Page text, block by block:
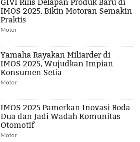
GIVI Rilis Delapan Produk Baru di
IMOS 2025, Bikin Motoran Semakin
Praktis
Motor
Yamaha Rayakan Miliarder di
IMOS 2025, Wujudkan Impian
Konsumen Setia
Motor
IMOS 2025 Pamerkan Inovasi Roda
Dua dan Jadi Wadah Komunitas
Otomotif
Motor